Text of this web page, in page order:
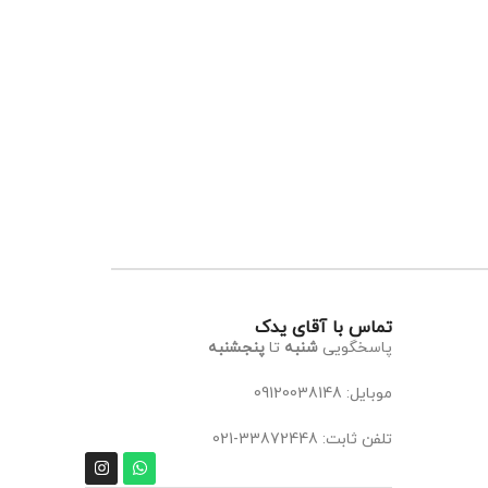
تماس با آقای یدک
پاسخگویی شنبه تا پنجشنبه
موبایل: 09120038148
تلفن ثابت: 33872448-021